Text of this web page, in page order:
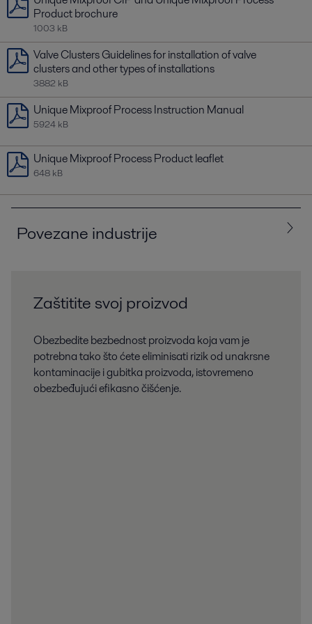
Product brochure
1003 kB
Valve Clusters Guidelines for installation of valve
clusters and other types of installations
3882 kB
Unique Mixproof Process Instruction Manual
5924 kB
Unique Mixproof Process Product leaflet
648 kB
Povezane industrije
Hrana i osvežavajući napici Kućna i lična nega
Zaštitite svoj proizvod
Obezbedite bezbednost proizvoda koja vam je
potrebna tako što ćete eliminisati rizik od unakrsne
kontaminacije i gubitka proizvoda, istovremeno
obezbeđujući efikasno čišćenje.